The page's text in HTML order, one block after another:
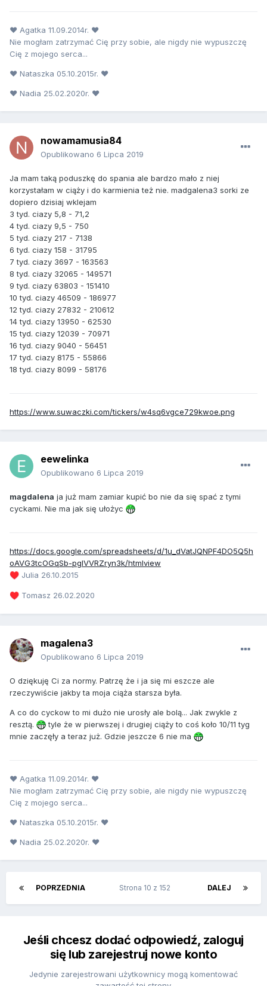
♥ Agatka 11.09.2014r. ♥
Nie mogłam zatrzymać Cię przy sobie, ale nigdy nie wypuszczę
Cię z mojego serca...
♥ Nataszka 05.10.2015r. ♥
♥ Nadia 25.02.2020r. ♥
nowamamusia84
Opublikowano 6 Lipca 2019
Ja mam taką poduszkę do spania ale bardzo mało z niej
korzystałam w ciąży i do karmienia też nie. madgalena3 sorki ze
dopiero dzisiaj wklejam
3 tyd. ciazy 5,8 - 71,2
4 tyd. ciazy 9,5 - 750
5 tyd. ciazy 217 - 7138
6 tyd. ciazy 158 - 31795
7 tyd. ciazy 3697 - 163563
8 tyd. ciazy 32065 - 149571
9 tyd. ciazy 63803 - 151410
10 tyd. ciazy 46509 - 186977
12 tyd. ciazy 27832 - 210612
14 tyd. ciazy 13950 - 62530
15 tyd. ciazy 12039 - 70971
16 tyd. ciazy 9040 - 56451
17 tyd. ciazy 8175 - 55866
18 tyd. ciazy 8099 - 58176
https://www.suwaczki.com/tickers/w4sq6vgce729kwoe.png
eewelinka
Opublikowano 6 Lipca 2019
magdalena ja już mam zamiar kupić bo nie da się spać z tymi
cyckami. Nie ma jak się ułożyc
https://docs.google.com/spreadsheets/d/1u_dVatJQNPF4DO5Q5h
oAVG3tcOGqSb-pglVVRZryn3k/htmlview
♥️ Julia 26.10.2015
♥️ Tomasz 26.02.2020
magalena3
Opublikowano 6 Lipca 2019
O dziękuję Ci za normy. Patrzę że i ja się mi eszcze ale
rzeczywiście jakby ta moja ciąża starsza była.
A co do cyckow to mi dużo nie urosły ale bolą... Jak zwykle z
resztą.
tyle że w pierwszej i drugiej ciąży to coś koło 10/11 tyg
mnie zaczęły a teraz już. Gdzie jeszcze 6 nie ma
♥ Agatka 11.09.2014r. ♥
Nie mogłam zatrzymać Cię przy sobie, ale nigdy nie wypuszczę
Cię z mojego serca...
♥ Nataszka 05.10.2015r. ♥
♥ Nadia 25.02.2020r. ♥
POPRZEDNIA DALEJ
Strona 10 z 152
Jeśli chcesz dodać odpowiedź, zaloguj
się lub zarejestruj nowe konto
Jedynie zarejestrowani użytkownicy mogą komentować